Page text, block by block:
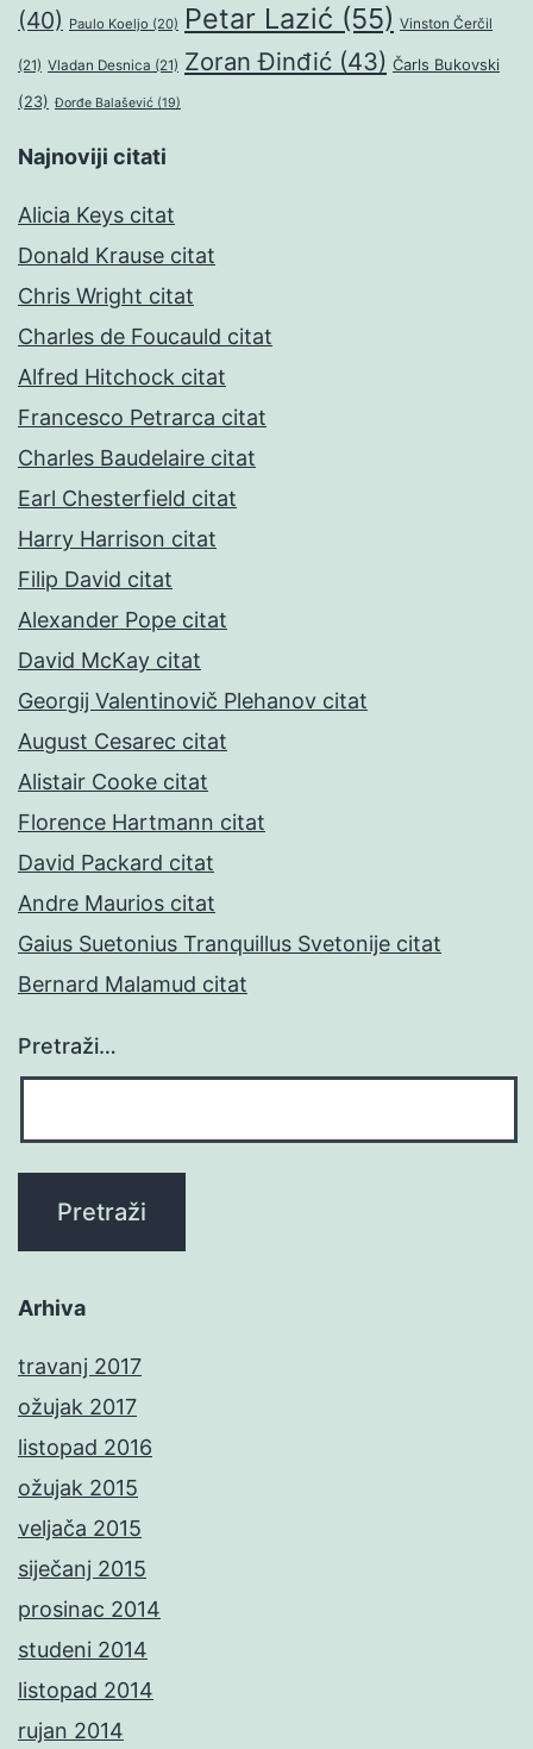
(40) Paulo Koeljo (20) Petar Lazić (55) Vinston Čerčil
(21) Vladan Desnica (21) Zoran Đinđić (43) Čarls Bukovski
(23) Đorđe Balašević (19)
Najnoviji citati
Alicia Keys citat
Donald Krause citat
Chris Wright citat
Charles de Foucauld citat
Alfred Hitchock citat
Francesco Petrarca citat
Charles Baudelaire citat
Earl Chesterfield citat
Harry Harrison citat
Filip David citat
Alexander Pope citat
David McKay citat
Georgij Valentinovič Plehanov citat
August Cesarec citat
Alistair Cooke citat
Florence Hartmann citat
David Packard citat
Andre Maurios citat
Gaius Suetonius Tranquillus Svetonije citat
Bernard Malamud citat
Pretraži…
Arhiva
travanj 2017
ožujak 2017
listopad 2016
ožujak 2015
veljača 2015
siječanj 2015
prosinac 2014
studeni 2014
listopad 2014
rujan 2014